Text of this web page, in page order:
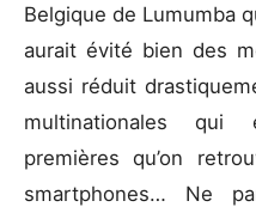
Belgique de Lumumba
aurait évité bien des
aussi réduit
multinationales qui
premières qu’on
smartphones… Ne